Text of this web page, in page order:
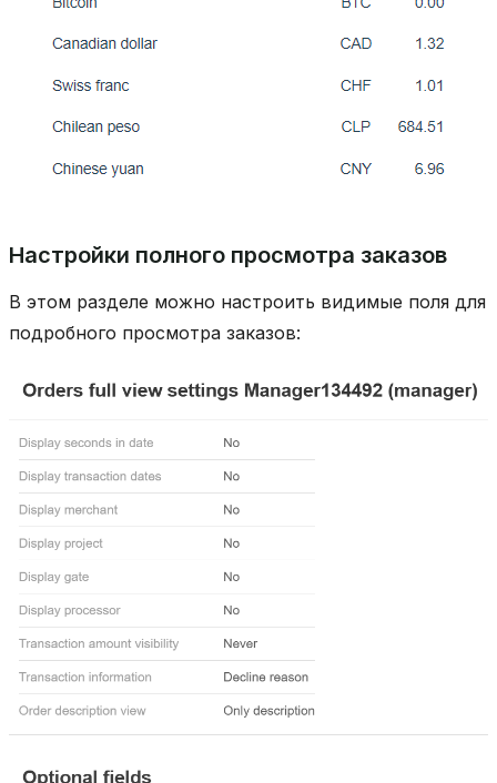
Настройки полного просмотра заказов
В этом разделе можно настроить видимые поля для
подробного просмотра заказов: